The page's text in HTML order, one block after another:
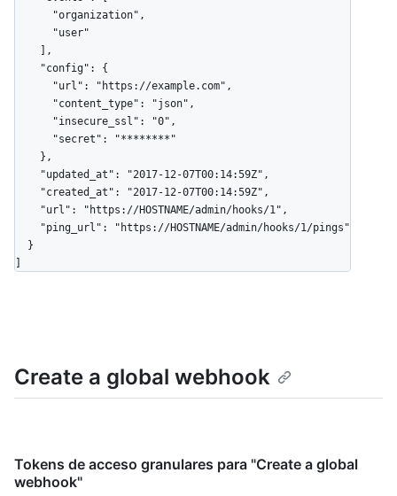
Create a global webhook
Tokens de acceso granulares para "Create a global
webhook"